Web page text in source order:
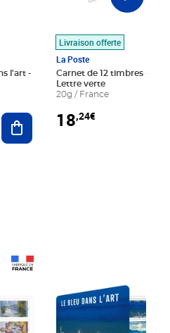
l'art -
Ajouter au panier
Livraison offerte
La Poste
Carnet de 12 timbres - Le
Lettre verte
20g / France
18,24€